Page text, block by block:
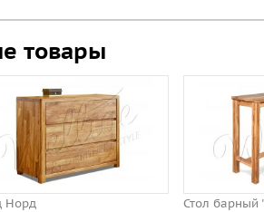
товары
Стол барный "Берген"